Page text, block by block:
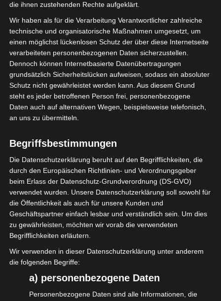
Letzte Woche waren wir (Jörn Freynick
(BAGSV) und Marcus Pohl, isdv) beim
parlamentarischen Abend der
Bundestagsfraktion der Grünen/Bündnis
90. Das Thema des Abends lautete
„Aufschwung für die Wirtschaft: Was jetzt
zu tun ist“.
Die Parteispitze war vertreten, ebenso wie
die Fachpolitikerinnen und -politiker. Den
Abend eröffnete
Katharina Beck, die zugleich Moderatorin
die ihnen zustehenden Rechte aufgeklärt.
Wir haben als für die Verarbeitung Verantwortlicher zahlreiche
technische und organisatorische Maßnahmen umgesetzt, um
einen möglichst lückenlosen Schutz der über diese Internetseite
verarbeiteten personenbezogenen Daten sicherzustellen.
Dennoch können Internetbasierte Datenübertragungen
grundsätzlich Sicherheitslücken aufweisen, sodass ein absoluter
Schutz nicht gewährleistet werden kann. Aus diesem Grund
steht es jeder betroffenen Person frei, personenbezogene
Daten auch auf alternativen Wegen, beispielsweise telefonisch,
an uns zu übermitteln.
Begriffsbestimmungen
Die Datenschutzerklärung beruht auf den Begrifflichkeiten, die
durch den Europäischen Richtlinien- und Verordnungsgeber
beim Erlass der Datenschutz-Grundverordnung (DS-GVO)
verwendet wurden. Unsere Datenschutzerklärung soll sowohl für
die Öffentlichkeit als auch für unsere Kunden und
Geschäftspartner einfach lesbar und verständlich sein. Um dies
zu gewährleisten, möchten wir vorab die verwendeten
Begrifflichkeiten erläutern.
Wir verwenden in dieser Datenschutzerklärung unter anderem
die folgenden Begriffe:
a) personenbezogene Daten
Personenbezogene Daten sind alle Informationen, die